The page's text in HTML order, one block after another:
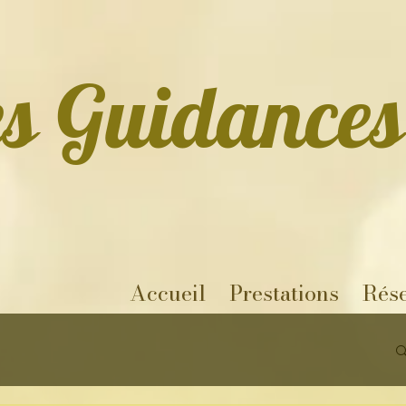
Accueil Prestations